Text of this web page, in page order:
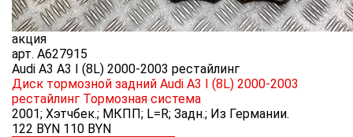
акция
арт. A627915
Audi A3 A3 I (8L) 2000-2003 рестайлинг
Диск тормозной задний Audi A3 I (8L) 2000-2003
рестайлинг Тормозная система
2001; Хэтчбек.; МКПП; L=R; Задн.; Из Германии.
122 BYN 110 BYN